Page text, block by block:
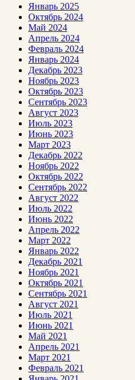
Январь 2025
Октябрь 2024
Май 2024
Апрель 2024
Февраль 2024
Январь 2024
Декабрь 2023
Ноябрь 2023
Октябрь 2023
Сентябрь 2023
Август 2023
Июль 2023
Июнь 2023
Март 2023
Декабрь 2022
Ноябрь 2022
Октябрь 2022
Сентябрь 2022
Август 2022
Июль 2022
Июнь 2022
Апрель 2022
Март 2022
Январь 2022
Декабрь 2021
Ноябрь 2021
Октябрь 2021
Сентябрь 2021
Август 2021
Июль 2021
Июнь 2021
Май 2021
Апрель 2021
Март 2021
Февраль 2021